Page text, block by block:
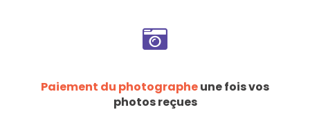
Paiement du photographeune fois vos
photos reçues